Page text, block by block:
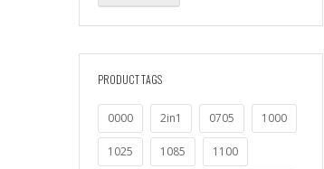
PRODUCT TAGS
0000 2in1 0705 1000
1025 1085 1100